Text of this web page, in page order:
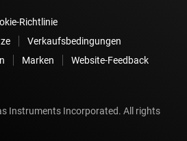
Richtlinie
Verkaufsbedingungen
Marken
Website-Feedback
Instruments Incorporated. All rights